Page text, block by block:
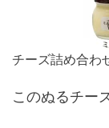
チーズ詰め合わ
このぬるチー